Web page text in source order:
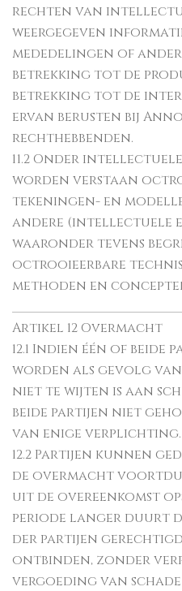
rechten van
weergegeven
mededelingen of
betrekking tot de
betrekking tot de
ervan berusten bij
rechthebbenden.
11.2 Onder
worden verstaan
tekeningen- en
andere (intellectuele
waaronder tevens
octrooieerbare
methoden en
Artikel 12 Overmacht
12.1 Indien één of
worden als gevolg
niet te wijten is aan
beide partijen niet
van enige verplichting.
12.2 Partijen kunnen
de overmacht
uit de overeenkomst
periode langer duurt
der partijen
ontbinden, zonder
vergoeding van